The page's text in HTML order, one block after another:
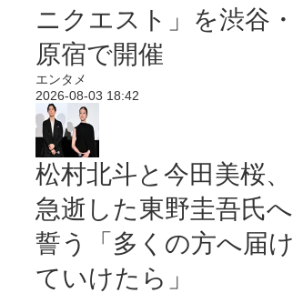
ニクエスト」を渋谷・
原宿で開催
エンタメ
2026-08-03 18:42
松村北斗と今田美桜、
急逝した東野圭吾氏へ
誓う「多くの方へ届け
ていけたら」